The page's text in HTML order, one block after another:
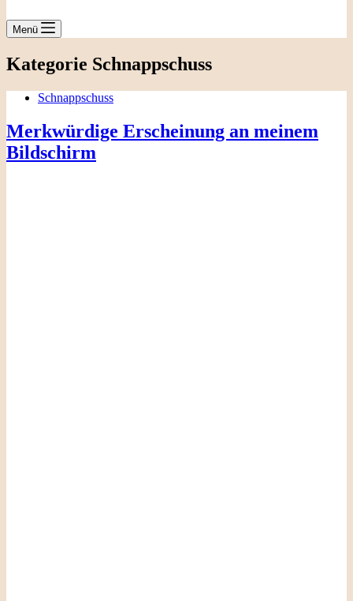
Menü
Kategorie Schnappschuss
Schnappschuss
Merkwürdige Erscheinung an meinem
Bildschirm